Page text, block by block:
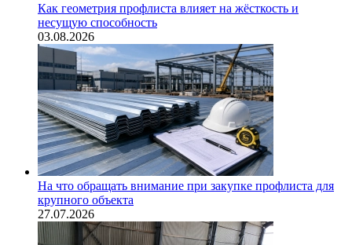
Как геометрия профлиста влияет на жёсткость и
несущую способность
03.08.2026
На что обращать внимание при закупке профлиста для
крупного объекта
27.07.2026